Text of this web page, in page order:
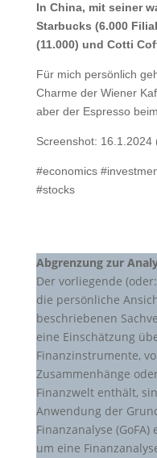
In China, mit seiner
Starbucks (6.000
(11.000) und Cotti
Für mich persönlich
Charme der Wiener
aber der Espresso
Screenshot:
#economics
#stocks
Abgrenzung zur
Der vorliegende
die persönliche
beschriebenen
eine Einschätzung
Finanzinstrumente,
Zusammenhänge
Finanzwelt enthält,
Anwendung der
Finanzanalyse
um eine